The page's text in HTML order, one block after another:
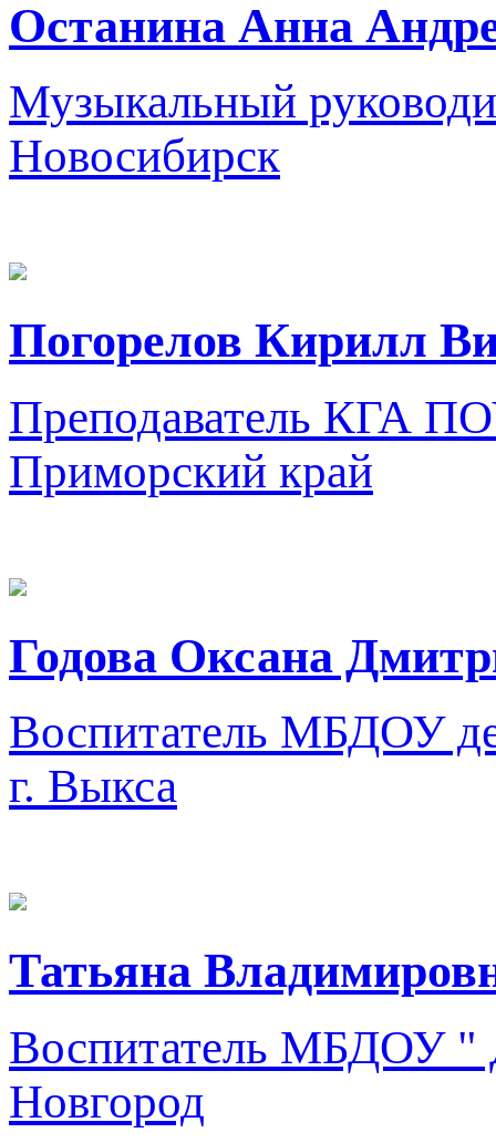
Останина Анна
Музыкальный
Новосибирск
Погорелов Кирилл
Преподаватель КГА
Приморский край
Годова Оксана
Воспитатель МБДОУ
г. Выкса
Татьяна
Воспитатель МБДОУ "
Новгород